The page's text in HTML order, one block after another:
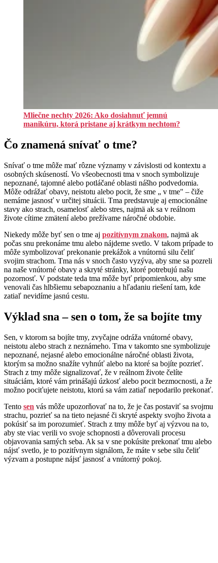
Mliečne nechty 2026: Ako dosiahnuť jemnú
manikúru, ktorá pristane aj krátkym nechtom?
Čo znamená snívať o tme?
Snívať o tme môže mať rôzne významy v závislosti od kontextu a
osobných skúseností. Vo všeobecnosti tma v snoch symbolizuje
nepoznané, tajomné alebo potláčané oblasti nášho podvedomia.
Môže odrážať obavy, neistotu alebo pocit, že sme „ v tme" – čiže
nemáme jasnosť v určitej situácii. Tma predstavuje aj emocionálne
stavy ako strach, osamelosť alebo stres, najmä ak sa v reálnom
živote cítime zmätení alebo prežívame náročné obdobie.
Niekedy môže byť sen o tme aj pozitívnym znakom, najmä ak
počas snu prekonáme tmu alebo nájdeme svetlo. V takom prípade to
môže symbolizovať prekonanie prekážok a vnútornú silu čeliť
svojim strachom. Tma nás v snoch často vyzýva, aby sme sa pozreli
na naše vnútorné obavy a skryté stránky, ktoré potrebujú našu
pozornosť. V podstate teda tma môže byť pripomienkou, aby sme
venovali čas hlbšiemu sebapoznaniu a hľadaniu riešení tam, kde
zatiaľ nevidíme jasnú cestu.
Výklad sna – sen o tom, že sa bojíte tmy
Sen, v ktorom sa bojíte tmy, zvyčajne odráža vnútorné obavy,
neistotu alebo strach z neznámeho. Tma v takomto sne symbolizuje
nepoznané, nejasné alebo emocionálne náročné oblasti života,
ktorým sa možno snažíte vyhnúť alebo na ktoré sa bojíte pozrieť.
Strach z tmy môže signalizovať, že v reálnom živote čelíte
situáciám, ktoré vám prinášajú úzkosť alebo pocit bezmocnosti, a že
možno pociťujete neistotu, ktorú sa vám zatiaľ nepodarilo prekonať.
Tento sen vás môže upozorňovať na to, že je čas postaviť sa svojmu
strachu, pozrieť sa na tieto nejasné či skryté aspekty svojho života a
pokúsiť sa im porozumieť. Strach z tmy môže byť aj výzvou na to,
aby ste viac verili vo svoje schopnosti a dôverovali procesu
objavovania samých seba. Ak sa v sne pokúsite prekonať tmu alebo
nájsť svetlo, je to pozitívnym signálom, že máte v sebe silu čeliť
výzvam a postupne nájsť jasnosť a vnútorný pokoj.